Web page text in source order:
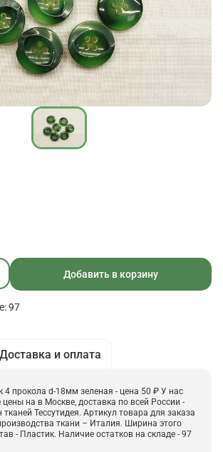
Добавить в корзину
97
Доставка и оплата
4 прокола d-18мм зеленая - цена 50 ₽ У нас
на в Москве, доставка по всей России -
тканей Тессутидея. Артикул товара для заказа
ткани – Италия. Ширина этого
- Пластик. Наличие остатков на складе - 97